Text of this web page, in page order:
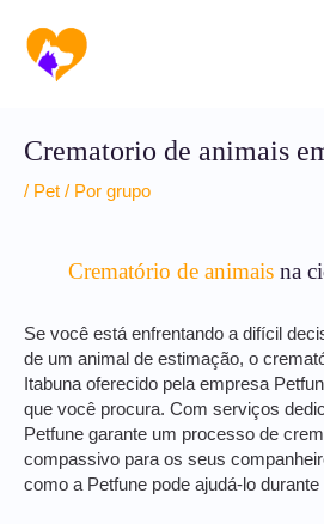
para
conteúdo
Crematorio de animais
/ Pet / Por grupo
Crematório de animais na
Se você está enfrentando a difícil
de um animal de estimação, o
Itabuna oferecido pela empresa
que você procura. Com serviços
Petfune garante um processo de
compassivo para os seus
como a Petfune pode ajudá-lo